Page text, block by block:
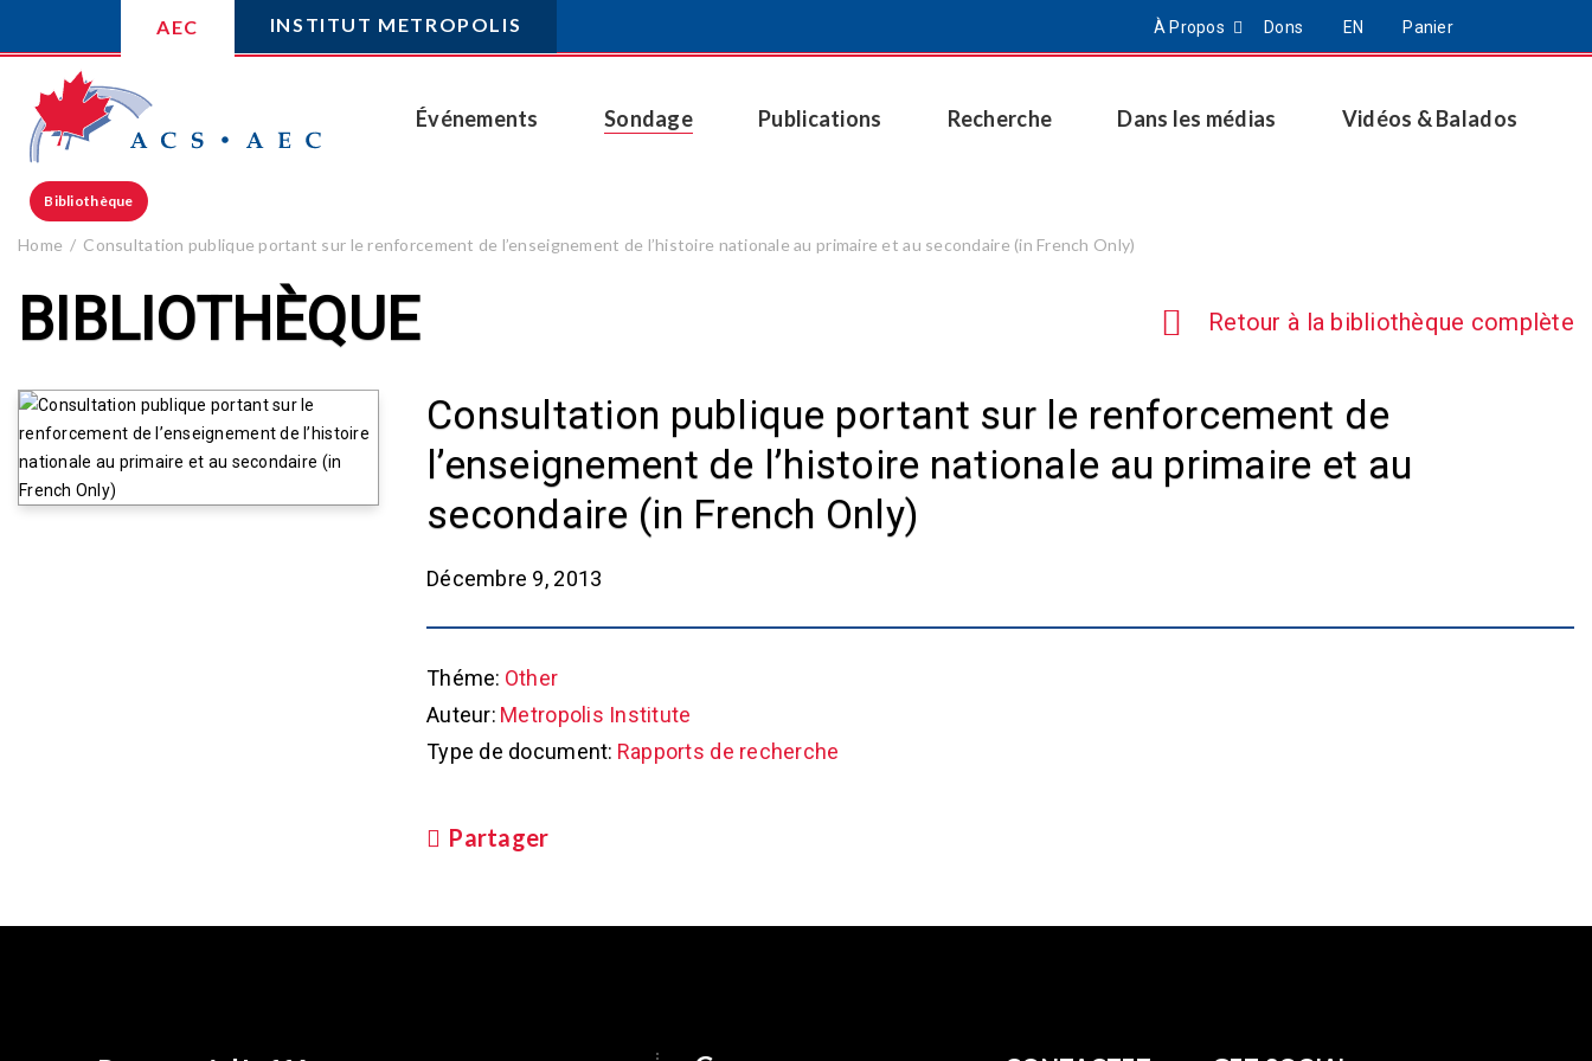
AEC INSTITUT METROPOLIS À Propos Dons EN Panier
Événements Sondage Publications Recherche Dans les médias Vidéos & Balados
Bibliothèque
Home Consultation publique portant sur le renforcement de l’enseignement de l’histoire nationale au primaire et au secondaire (in French Only)
BIBLIOTHÈQUE Retour à la bibliothèque complète
Consultation publique portant sur le renforcement de
l’enseignement de l’histoire nationale au primaire et au
secondaire (in French Only)
Décembre 9, 2013
Théme: Other
Auteur: Metropolis Institute
Type de document: Rapports de recherche
Partager